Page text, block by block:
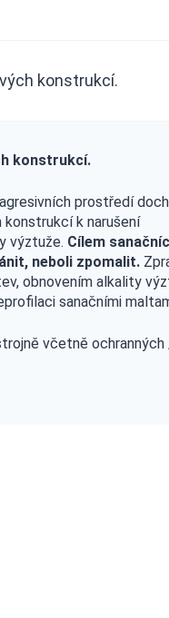
konstrukcí.
konstrukcí.
prostředí
k narušení
výztuže. Cílem
neboli zpomalit.
obnovením alkality
sanačními
včetně